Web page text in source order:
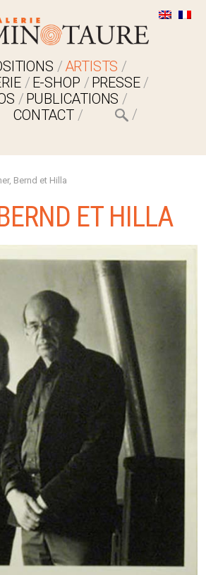
ARTISTS
E-SHOP
PRESSE
PUBLICATIONS
CONTACT
Bernd et Hilla
ET HILLA